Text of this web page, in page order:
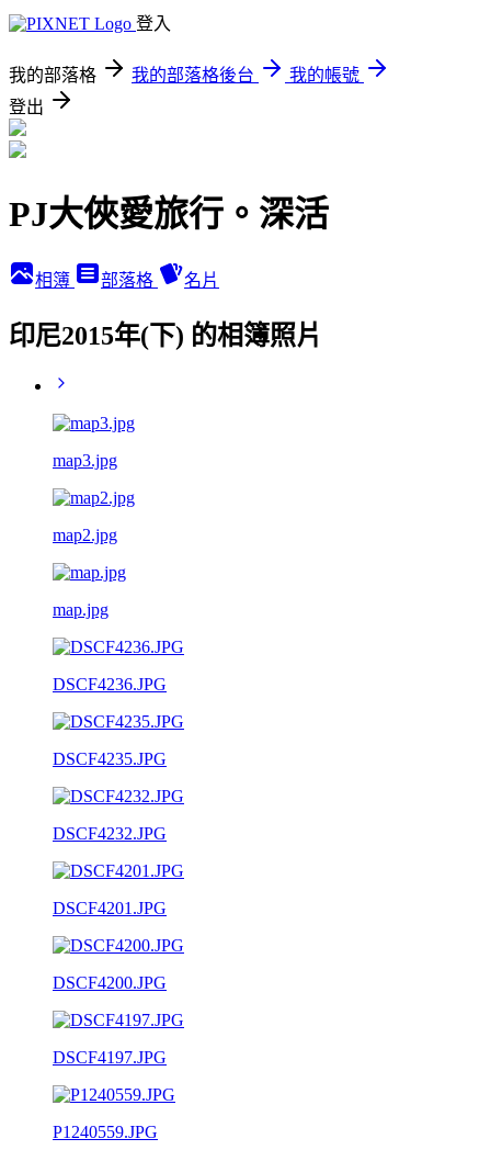
登入
我的部落格 我的部落格後台
我的帳號
登出
PJ大俠愛旅行。深活
相簿 部落格 名片
印尼2015年(下) 的相簿照片
map3.jpg
map2.jpg
map.jpg
DSCF4236.JPG
DSCF4235.JPG
DSCF4232.JPG
DSCF4201.JPG
DSCF4200.JPG
DSCF4197.JPG
P1240559.JPG